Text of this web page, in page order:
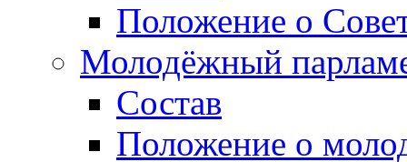
Положение о
Молодёжный
Состав
Положение о